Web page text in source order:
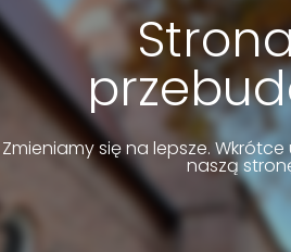
Zmieniamy się na lepsze.
naszą